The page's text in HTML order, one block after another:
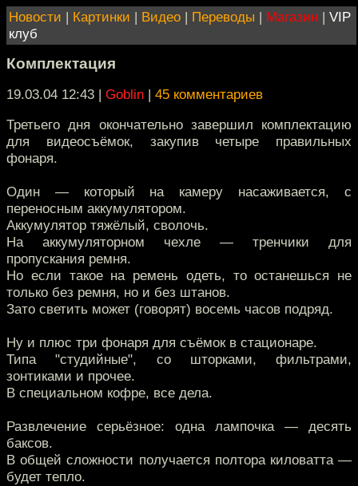
Новости | Картинки | Видео | Переводы | Магазин | VIP
клуб
Комплектация
19.03.04 12:43 | Goblin | 45 комментариев
Третьего дня окончательно завершил комплектацию
для видеосъёмок, закупив четыре правильных
фонаря.
Один — который на камеру насаживается, с
переносным аккумулятором.
Аккумулятор тяжёлый, сволочь.
На аккумуляторном чехле — тренчики для
пропускания ремня.
Но если такое на ремень одеть, то останешься не
только без ремня, но и без штанов.
Зато светить может (говорят) восемь часов подряд.
Ну и плюс три фонаря для съёмок в стационаре.
Типа "студийные", со шторками, фильтрами,
зонтиками и прочее.
В специальном кофре, все дела.
Развлечение серьёзное: одна лампочка — десять
баксов.
В общей сложности получается полтора киловатта —
будет тепло.